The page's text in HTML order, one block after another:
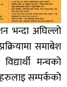
भन्दा अघिल्लो
समाबेश
मन्चको
सम्पर्कको